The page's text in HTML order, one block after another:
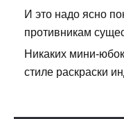
И это надо ясно
противникам
Никаких мини-
стиле раскраски